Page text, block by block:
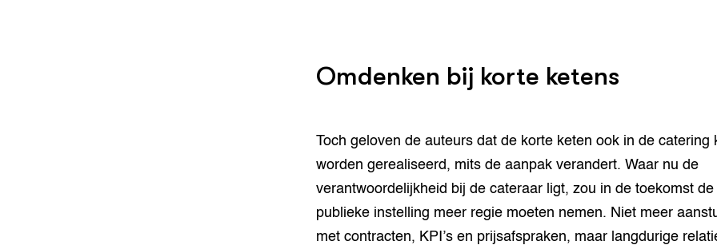
Omdenken bij korte ketens
Toch geloven de auteurs dat de korte keten ook in de catering
worden gerealiseerd, mits de aanpak verandert. Waar nu de
verantwoordelijkheid bij de cateraar ligt, zou in de toekomst de
publieke instelling meer regie moeten nemen. Niet meer
met contracten, KPI’s en prijsafspraken, maar langdurige